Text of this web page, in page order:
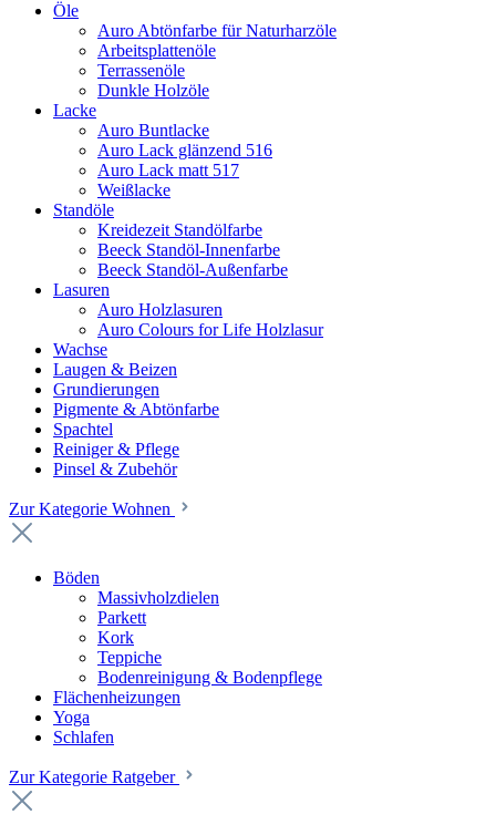
Öle
Auro Abtönfarbe für Naturharzöle
Arbeitsplattenöle
Terrassenöle
Dunkle Holzöle
Lacke
Auro Buntlacke
Auro Lack glänzend 516
Auro Lack matt 517
Weißlacke
Standöle
Kreidezeit Standölfarbe
Beeck Standöl-Innenfarbe
Beeck Standöl-Außenfarbe
Lasuren
Auro Holzlasuren
Auro Colours for Life Holzlasur
Wachse
Laugen & Beizen
Grundierungen
Pigmente & Abtönfarbe
Spachtel
Reiniger & Pflege
Pinsel & Zubehör
Zur Kategorie Wohnen
Böden
Massivholzdielen
Parkett
Kork
Teppiche
Bodenreinigung & Bodenpflege
Flächenheizungen
Yoga
Schlafen
Zur Kategorie Ratgeber